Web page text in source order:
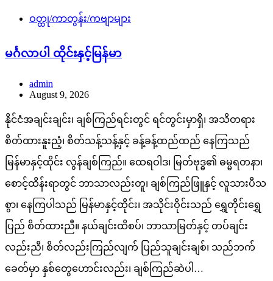
ဝတ္ထု/ကာတွန်း/ကဗျာများ
မင်္ဂလာပါ ထိုင်းနှင့်မြန်မာ
admin
August 9, 2026
နိုင်ငံအချင်းချင်း၊ ချစ်ကြည်ရင်းတွင် ရင်တွင်းမှာရှိ၊ အသိတရား
စိတ်ထားနူးညံ့၊ စိတ်သန့်သန့်နှင့် ခန့်ခန့်ထည်ထည် နေကြသည်
မြန်မာနှင့်ထိုင်း လွန်ချစ်ကြည်။ ထေရဝါဒ၊ မြတ်ဗုဒ္ဓ၏ ဓမ္မရတနာ၊
စောင့်ထိန်းရာတွင် ဘာသာလည်းတူ၊ ချစ်ကြည်ဖြူနှင့် လူသားပီသ
စွာ၊ နေကြပါသည် မြန်မာနှင့်ထိုင်း၊ အသိုင်းဝိုင်းသည် ရွှေတိုင်းရွှေ
ပြည် စိတ်ထားညီ။ နယ်ချင်းထိစပ်၊ ဘာသာမြတ်နှင့် တပ်ချင်း
လည်းညီ၊ စိတ်လည်းကြည်လျက် ပြည်သူချင်းချစ်၊ သည်ဘက်
ခေတ်မှာ နှစ်တွေဟောင်းလည်း၊ ချစ်ကြည်ဆဲပါ…